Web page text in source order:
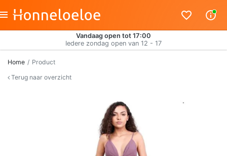
Vandaag open tot 17:00
Iedere zondag open van 12 - 17
Home
Product
Terug naar overzicht